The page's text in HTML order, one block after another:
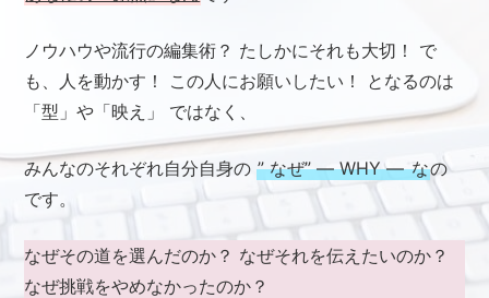
ノウハウや流行の編集術？ たしかにそれも大切！ で
も、人を動かす！ この人にお願いしたい！
となるのは
「型」や「映え」 ではなく、
みんなのそれぞれ自分自身の” なぜ” ― WHY ―なの
です。
なぜその道を選んだのか？ なぜそれを伝えたいのか？
なぜ挑戦をやめなかったのか？